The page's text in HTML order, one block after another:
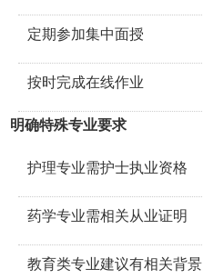
定期参加集中面授
按时完成在线作业
明确特殊专业要求
护理专业需护士执业资格
药学专业需相关从业证明
教育类专业建议有相关背景